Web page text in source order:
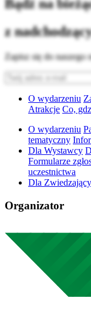
Bądź na
z
Zapisz się do naszego
O wydarzeniu
Atrakcje Co,
O wydarzeniu
tematyczny
Dla Wystawcy
Formularze
uczestnictwa
Dla
Organizator